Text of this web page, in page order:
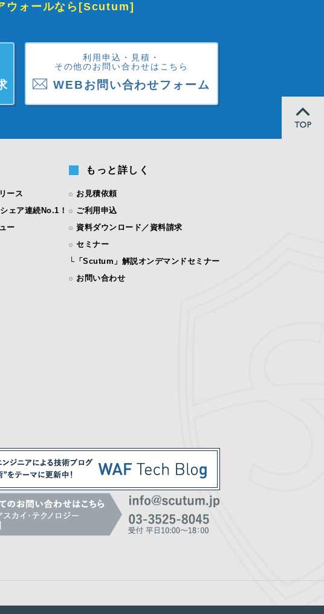
ウォールなら[Scutum]
利用申込・見積・
その他のお問い合わせはこちら
WEBお問い合わせフォーム
ース
ェア連続No.1！
ー
もっと詳しく
お見積依頼
ご利用申込
資料ダウンロード／資料請求
セミナー
└「Scutum」解説オンデマンドセミナー
お問い合わせ